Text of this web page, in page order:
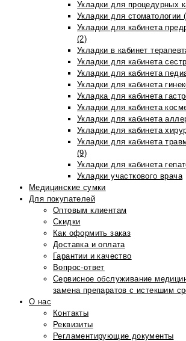
Укладки для процедурных
Укладки для стоматологии
Укладки для кабинета
(2)
Укладки в кабинет
Укладки для кабинета
Укладки для кабинета
Укладки для кабинета
Укладка для кабинета
Укладки для кабинета
Укладки для кабинета
Укладки для кабинета
Укладки для кабинета
(9)
Укладки для кабинета
Укладки участкового врача
Медицинские сумки
Для покупателей
Оптовым клиентам
Скидки
Как оформить заказ
Доставка и оплата
Гарантии и качество
Вопрос-ответ
Сервисное обслуживание
замена препаратов с истекшим
О нас
Контакты
Реквизиты
Регламентирующие документы